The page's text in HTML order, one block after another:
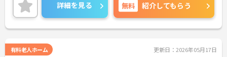
味のある方はご面接のポイントお伝えしますのでご
気軽にお問い合わせください。
詳細を見る 無料 紹介してもらう
有料老人ホーム 更新日：2026年05月17日